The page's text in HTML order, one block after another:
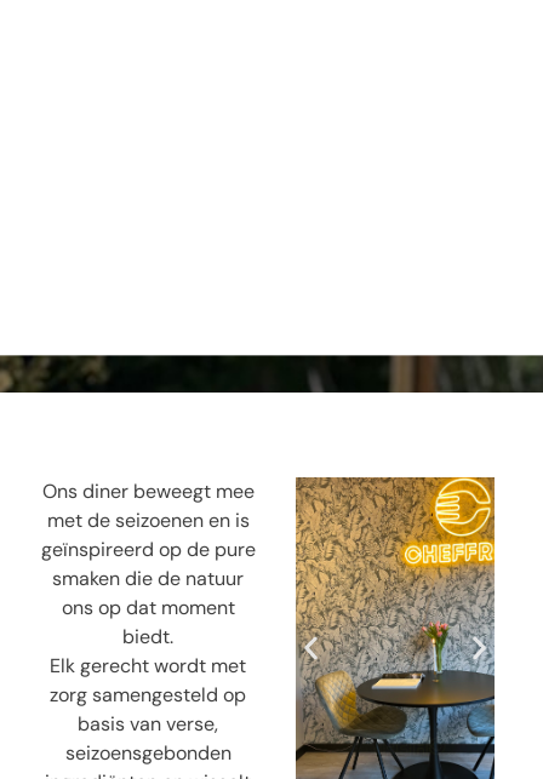
Ons diner beweegt mee
met de seizoenen en is
geïnspireerd op de pure
smaken die de natuur
ons op dat moment
biedt.
Elk gerecht wordt met
zorg samengesteld op
basis van verse,
seizoensgebonden